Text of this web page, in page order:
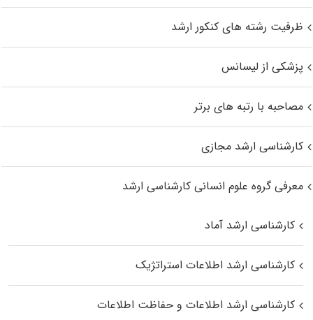
ظرفیت رشته های کنکور ارشد
پزشکی از لیسانس
مصاحبه با رتبه های برتر
کارشناسی ارشد مجازی
معرفی گروه علوم انسانی کارشناسی ارشد
کارشناسی ارشد آماد
کارشناسی ارشد اطلاعات استراتژیک
کارشناسی ارشد اطلاعات و حفاظت اطلاعات